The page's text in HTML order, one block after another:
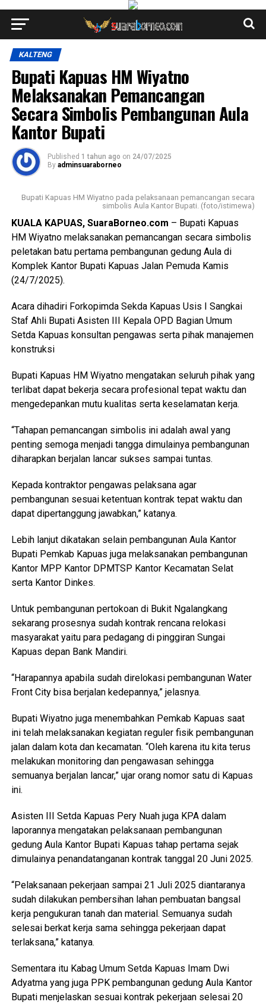
KALTENG
Bupati Kapuas HM Wiyatno
Melaksanakan Pemancangan
Secara Simbolis Pembangunan Aula
Kantor Bupati
Published 1 tahun ago on 24/07/2025
By adminsuaraborneo
Bupati Kapuas HM Wiyatno pada pelaksanaan pemancangan secara
simbolis Aula Kantor Bupati. (foto/istimewa)
KUALA KAPUAS, SuaraBorneo.com – Bupati Kapuas
HM Wiyatno melaksanakan pemancangan secara simbolis
peletakan batu pertama pembangunan gedung Aula di
Komplek Kantor Bupati Kapuas Jalan Pemuda Kamis
(24/7/2025).
Acara dihadiri Forkopimda Sekda Kapuas Usis I Sangkai
Staf Ahli Bupati Asisten III Kepala OPD Bagian Umum
Setda Kapuas konsultan pengawas serta pihak manajemen
konstruksi
Bupati Kapuas HM Wiyatno mengatakan seluruh pihak yang
terlibat dapat bekerja secara profesional tepat waktu dan
mengedepankan mutu kualitas serta keselamatan kerja.
“Tahapan pemancangan simbolis ini adalah awal yang
penting semoga menjadi tangga dimulainya pembangunan
diharapkan berjalan lancar sukses sampai tuntas.
Kepada kontraktor pengawas pelaksana agar
pembangunan sesuai ketentuan kontrak tepat waktu dan
dapat dipertanggung jawabkan,” katanya.
Lebih lanjut dikatakan selain pembangunan Aula Kantor
Bupati Pemkab Kapuas juga melaksanakan pembangunan
Kantor MPP Kantor DPMTSP Kantor Kecamatan Selat
serta Kantor Dinkes.
Untuk pembangunan pertokoan di Bukit Ngalangkang
sekarang prosesnya sudah kontrak rencana relokasi
masyarakat yaitu para pedagang di pinggiran Sungai
Kapuas depan Bank Mandiri.
“Harapannya apabila sudah direlokasi pembangunan Water
Front City bisa berjalan kedepannya,” jelasnya.
Bupati Wiyatno juga menembahkan Pemkab Kapuas saat
ini telah melaksanakan kegiatan reguler fisik pembangunan
jalan dalam kota dan kecamatan. “Oleh karena itu kita terus
melakukan monitoring dan pengawasan sehingga
semuanya berjalan lancar,” ujar orang nomor satu di Kapuas
ini.
Asisten III Setda Kapuas Pery Nuah juga KPA dalam
laporannya mengatakan pelaksanaan pembangunan
gedung Aula Kantor Bupati Kapuas tahap pertama sejak
dimulainya penandatanganan kontrak tanggal 20 Juni 2025.
“Pelaksanaan pekerjaan sampai 21 Juli 2025 diantaranya
sudah dilakukan pembersihan lahan pembuatan bangsal
kerja pengukuran tanah dan material. Semuanya sudah
selesai berkat kerja sama sehingga pekerjaan dapat
terlaksana,” katanya.
Sementara itu Kabag Umum Setda Kapuas Imam Dwi
Adyatma yang juga PPK pembangunan gedung Aula Kantor
Bupati menjelaskan sesuai kontrak pekerjaan selesai 20